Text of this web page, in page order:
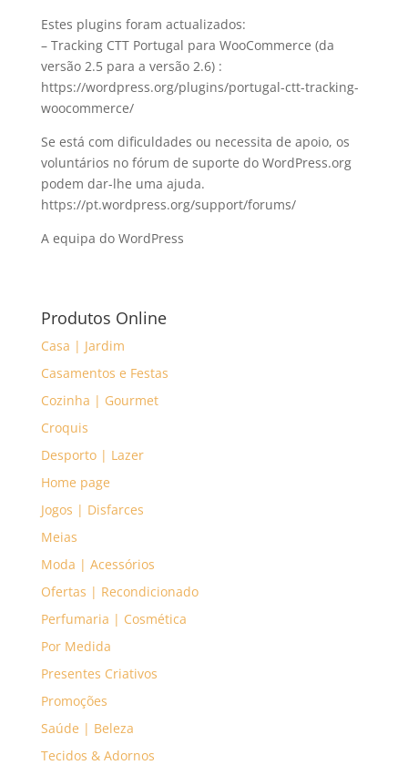
Estes plugins foram actualizados:
– Tracking CTT Portugal para WooCommerce (da
versão 2.5 para a versão 2.6) :
https://wordpress.org/plugins/portugal-ctt-tracking-
woocommerce/
Se está com dificuldades ou necessita de apoio, os
voluntários no fórum de suporte do WordPress.org
podem dar-lhe uma ajuda.
https://pt.wordpress.org/support/forums/
A equipa do WordPress
Produtos Online
Casa | Jardim
Casamentos e Festas
Cozinha | Gourmet
Croquis
Desporto | Lazer
Home page
Jogos | Disfarces
Meias
Moda | Acessórios
Ofertas | Recondicionado
Perfumaria | Cosmética
Por Medida
Presentes Criativos
Promoções
Saúde | Beleza
Tecidos & Adornos